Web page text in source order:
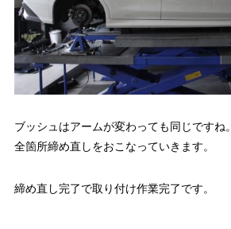
ブッシュはアームが変わっても同じですね。
全箇所締め直しをおこなっていきます。
締め直し完了で取り付け作業完了です。